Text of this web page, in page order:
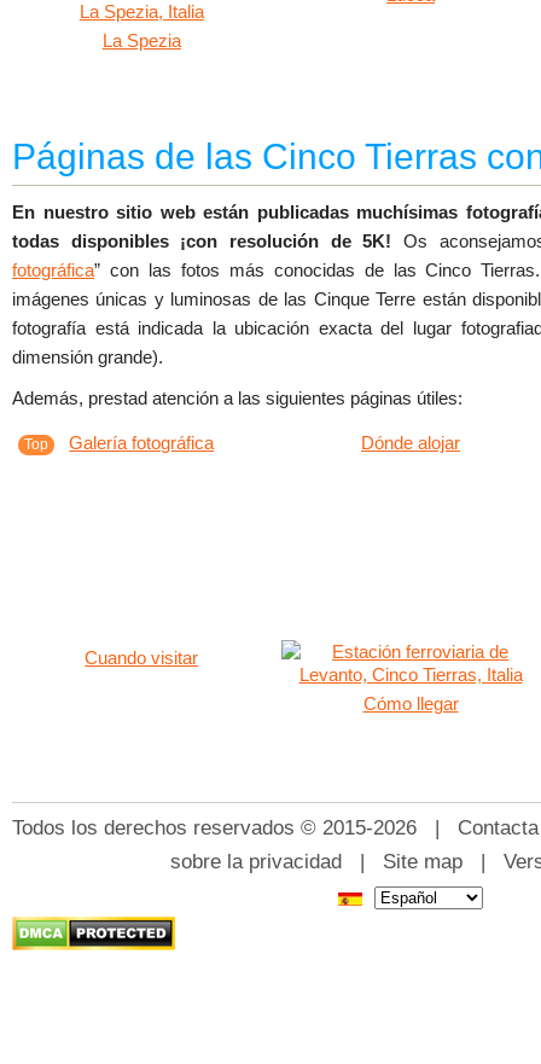
La Spezia
Páginas de las Cinco Tierras
En nuestro sitio web están publicadas muchísimas
todas disponibles ¡con resolución de 5K! Os
fotográfica” con las fotos más conocidas de las Cinco
imágenes únicas y luminosas de las Cinque Terre están
fotografía está indicada la ubicación exacta del lugar
dimensión grande).
Además, prestad atención a las siguientes páginas útiles:
Top Galería fotográfica Dónde alojar
Cuando visitar
Cómo llegar
Todos los derechos reservados © 2015-2026 |
sobre la privacidad | Site map |